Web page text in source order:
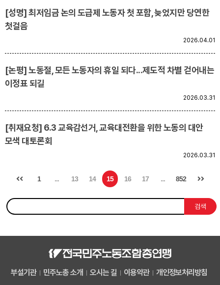
[성명] 최저임금 논의 도급제 노동자 첫 포함, 늦었지만 당연한
첫걸음
2026.04.01
[논평] 노동절, 모든 노동자의 휴일 되다...제도적 차별 걷어내는
이정표 되길
2026.03.31
[취재요청] 6.3 교육감선거, 교육대전환을 위한 노동의 대안
모색 대토론회
2026.03.31
1 ... 13 14 15 16 17 ... 852
검색
부설기관 민주노총 소개 오시는 길 이용약관 개인정보처리방침